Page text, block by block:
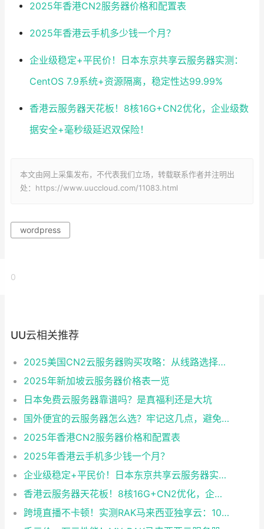
2025年香港CN2服务器价格和配置表
2025年香港云手机多少钱一个月？
企业级稳定+平民价！日本东京共享云服务器实测：
CentOS 7.9系统+资源隔离，稳定性达99.99%
香港云服务器天花板！8核16G+CN2优化，企业级数
据安全+毫秒级延迟双保险！
本文由网上采集发布，不代表我们立场，转载联系作者并注明出
处：https://www.uuccloud.com/11083.html
wordpress
0
UU云相关推荐
2025美国CN2云服务器购买攻略：从线路选择到实操最全指南
2025年新加坡云服务器价格表一览
日本免费云服务器靠谱吗？是真福利还是大坑
国外便宜的云服务器怎么选？牢记这几点，避免踩坑
2025年香港CN2服务器价格和配置表
2025年香港云手机多少钱一个月？
企业级稳定+平民价！日本东京共享云服务器实测：CentOS 7.9系统+资源隔离，稳定性达99.99%
香港云服务器天花板！8核16G+CN2优化，企业级数据安全+毫秒级延迟双保险！
跨境直播不卡顿！实测RAK马来西亚独享云：1080P推流稳定，首月6折优惠中